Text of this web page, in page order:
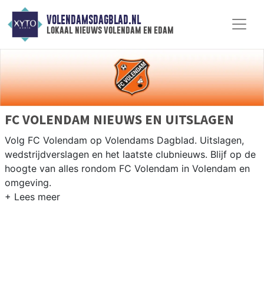
VOLENDAMSDAGBLAD.NL
lokaal nieuws volendam en edam
FC VOLENDAM NIEUWS EN UITSLAGEN
Volg FC Volendam op Volendams Dagblad. Uitslagen,
wedstrijdverslagen en het laatste clubnieuws. Blijf op de
hoogte van alles rondom FC Volendam in Volendam en
omgeving.